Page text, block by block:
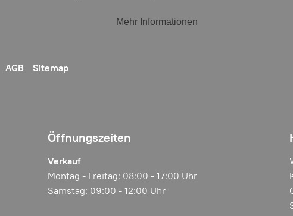
Mehr Informationen
AGB Sitemap
Öffnungszeiten
Verkauf
Montag - Freitag: 08:00 - 17:00 Uhr
Samstag: 09:00 - 12:00 Uhr